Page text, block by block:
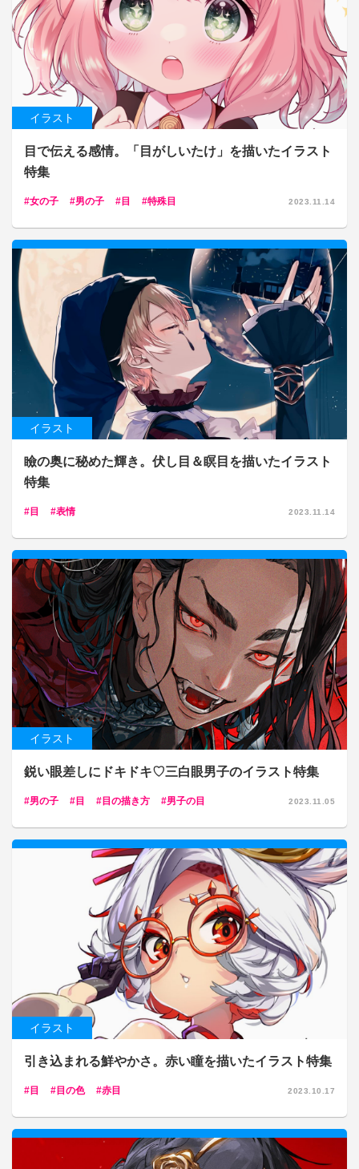
イラスト
目で伝える感情。「目がしいたけ」を描いたイラスト
特集
女の子 男の子 目 特殊目 2023.11.14
イラスト
瞼の奥に秘めた輝き。伏し目＆瞑目を描いたイラスト
特集
目 表情 2023.11.14
イラスト
鋭い眼差しにドキドキ♡三白眼男子のイラスト特集
男の子 目 目の描き方 男子の目 2023.11.05
イラスト
引き込まれる鮮やかさ。赤い瞳を描いたイラスト特集
目 目の色 赤目 2023.10.17